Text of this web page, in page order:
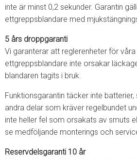
inte är minst 0,2 sekunder. Garantin
ettgreppsblandare med
5 års droppgaranti
Vi garanterar att reglerenheter för
ettgreppsblandare inte orsakar
blandaren tagits i bruk.
Funktionsgarantin täcker inte
andra delar som kräver regelbundet
inte heller fel som orsakats av smuts
se medföljande monterings och
Reservdelsgaranti 10 år